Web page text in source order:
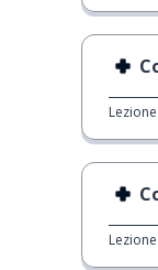
Lezione
Lezione